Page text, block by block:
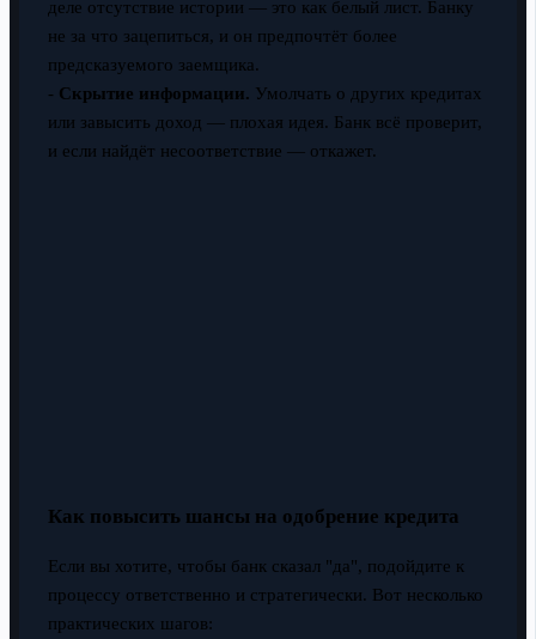
деле отсутствие истории — это как белый лист. Банку
не за что зацепиться, и он предпочтёт более
предсказуемого заемщика.
- Скрытие информации. Умолчать о других кредитах
или завысить доход — плохая идея. Банк всё проверит,
и если найдёт несоответствие — откажет.
Как повысить шансы на одобрение кредита
Если вы хотите, чтобы банк сказал "да", подойдите к
процессу ответственно и стратегически. Вот несколько
практических шагов: